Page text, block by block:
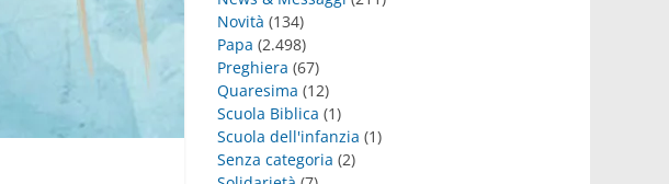
Novità (134)
Papa (2.498)
Preghiera (67)
Quaresima (12)
Scuola Biblica (1)
Scuola dell'infanzia (1)
Senza categoria (2)